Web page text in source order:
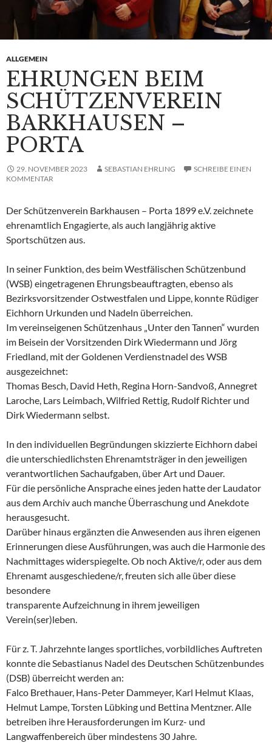
ALLGEMEIN
EHRUNGEN BEIM
SCHÜTZENVEREIN
BARKHAUSEN –
PORTA
29. NOVEMBER 2023 SEBASTIAN EHRLING
SCHREIBE EINEN
KOMMENTAR
Der Schützenverein Barkhausen – Porta 1899 e.V. zeichnete
ehrenamtlich Engagierte, als auch langjährig aktive
Sportschützen aus.
In seiner Funktion, des beim Westfälischen Schützenbund
(WSB) eingetragenen Ehrungsbeauftragten, ebenso als
Bezirksvorsitzender Ostwestfalen und Lippe, konnte Rüdiger
Eichhorn Urkunden und Nadeln überreichen.
Im vereinseigenen Schützenhaus „Unter den Tannen“ wurden
im Beisein der Vorsitzenden Dirk Wiedermann und Jörg
Friedland, mit der Goldenen Verdienstnadel des WSB
ausgezeichnet:
Thomas Besch, David Heth, Regina Horn-Sandvoß, Annegret
Laroche, Lars Leimbach, Wilfried Rettig, Rudolf Richter und
Dirk Wiedermann selbst.
In den individuellen Begründungen skizzierte Eichhorn dabei
die unterschiedlichsten Ehrenamtsträger in den jeweiligen
verantwortlichen Sachaufgaben, über Art und Dauer.
Für die persönliche Ansprache eines jeden hatte der Laudator
aus dem Archiv auch manche Überraschung und Anekdote
herausgesucht.
Darüber hinaus ergänzten die Anwesenden aus ihren eigenen
Erinnerungen diese Ausführungen, was auch die Harmonie des
Nachmittages widerspiegelte. Ob noch Aktive/r, oder aus dem
Ehrenamt ausgeschiedene/r, freuten sich alle über diese
besondere
transparente Aufzeichnung in ihrem jeweiligen
Verein(ser)leben.
Für z. T. Jahrzehnte langes sportliches, vorbildliches Auftreten
konnte die Sebastianus Nadel des Deutschen Schützenbundes
(DSB) überreicht werden an:
Falco Brethauer, Hans-Peter Dammeyer, Karl Helmut Klaas,
Helmut Lampe, Torsten Lübking und Bettina Mentzner. Alle
betreiben ihre Herausforderungen im Kurz- und
Langwaffenbereich über mindestens 30 Jahre.